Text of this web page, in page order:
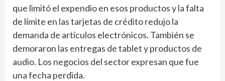
que limitó el expendio en esos productos y la falta
de límite en las tarjetas de crédito redujo la
demanda de artículos electrónicos. También se
demoraron las entregas de tablet y productos de
audio. Los negocios del sector expresan que fue
una fecha perdida.